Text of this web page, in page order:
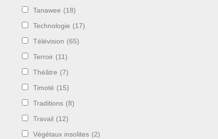
Tanawee (18)
Technologie (17)
Télévision (65)
Terroir (11)
Théâtre (7)
Timoté (15)
Traditions (8)
Travail (12)
Végétaux insolites (2)